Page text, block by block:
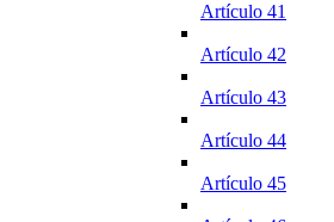
Artículo 41
Artículo 42
Artículo 43
Artículo 44
Artículo 45